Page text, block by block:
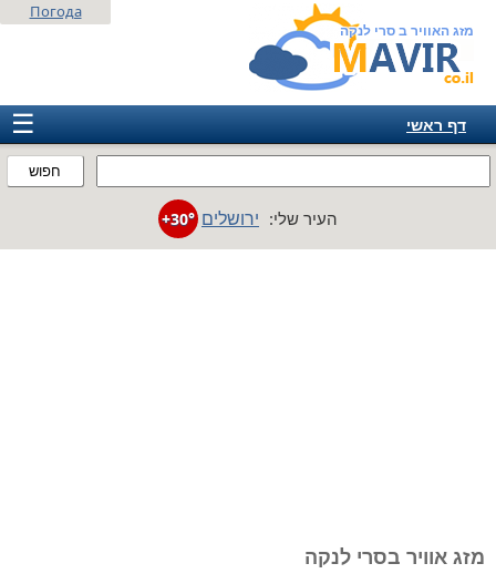
מזג האוויר ב סרי לנקה
חפוש
Погода
☰
דף ראשי
אמריקה
העיר שלי: ירושלים +30°
מזג אוויר בסרי לנקה